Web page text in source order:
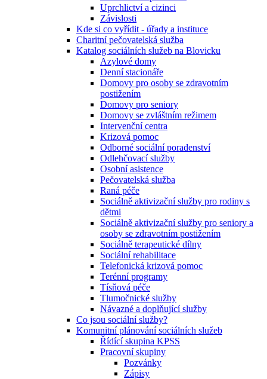
Uprchlictví a cizinci
Závislosti
Kde si co vyřídit - úřady a instituce
Charitní pečovatelská služba
Katalog sociálních služeb na Blovicku
Azylové domy
Denní stacionáře
Domovy pro osoby se zdravotním
postižením
Domovy pro seniory
Domovy se zvláštním režimem
Intervenční centra
Krizová pomoc
Odborné sociální poradenství
Odlehčovací služby
Osobní asistence
Pečovatelská služba
Raná péče
Sociálně aktivizační služby pro rodiny s
dětmi
Sociálně aktivizační služby pro seniory a
osoby se zdravotním postižením
Sociálně terapeutické dílny
Sociální rehabilitace
Telefonická krizová pomoc
Terénní programy
Tísňová péče
Tlumočnické služby
Návazné a doplňující služby
Co jsou sociální služby?
Komunitní plánování sociálních služeb
Řídící skupina KPSS
Pracovní skupiny
Pozvánky
Zápisy